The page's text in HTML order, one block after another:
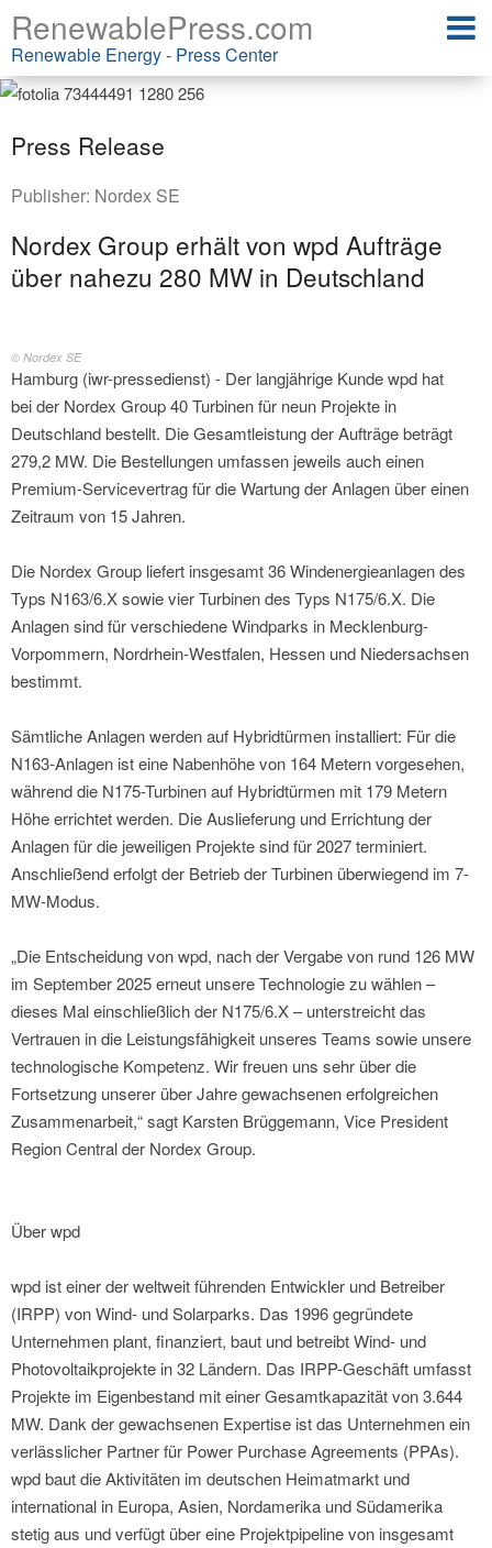
RenewablePress.com
Renewable Energy - Press Center
Press Release
Publisher: Nordex SE
Nordex Group erhält von wpd Aufträge
über nahezu 280 MW in Deutschland
© Nordex SE
Hamburg (iwr-pressedienst) - Der langjährige Kunde wpd hat
bei der Nordex Group 40 Turbinen für neun Projekte in
Deutschland bestellt. Die Gesamtleistung der Aufträge beträgt
279,2 MW. Die Bestellungen umfassen jeweils auch einen
Premium-Servicevertrag für die Wartung der Anlagen über einen
Zeitraum von 15 Jahren.
Die Nordex Group liefert insgesamt 36 Windenergieanlagen des
Typs N163/6.X sowie vier Turbinen des Typs N175/6.X. Die
Anlagen sind für verschiedene Windparks in Mecklenburg-
Vorpommern, Nordrhein-Westfalen, Hessen und Niedersachsen
bestimmt.
Sämtliche Anlagen werden auf Hybridtürmen installiert: Für die
N163-Anlagen ist eine Nabenhöhe von 164 Metern vorgesehen,
während die N175-Turbinen auf Hybridtürmen mit 179 Metern
Höhe errichtet werden. Die Auslieferung und Errichtung der
Anlagen für die jeweiligen Projekte sind für 2027 terminiert.
Anschließend erfolgt der Betrieb der Turbinen überwiegend im 7-
MW-Modus.
„Die Entscheidung von wpd, nach der Vergabe von rund 126 MW
im September 2025 erneut unsere Technologie zu wählen –
dieses Mal einschließlich der N175/6.X – unterstreicht das
Vertrauen in die Leistungsfähigkeit unseres Teams sowie unsere
technologische Kompetenz. Wir freuen uns sehr über die
Fortsetzung unserer über Jahre gewachsenen erfolgreichen
Zusammenarbeit,“ sagt Karsten Brüggemann, Vice President
Region Central der Nordex Group.
Über wpd
wpd ist einer der weltweit führenden Entwickler und Betreiber
(IRPP) von Wind- und Solarparks. Das 1996 gegründete
Unternehmen plant, finanziert, baut und betreibt Wind- und
Photovoltaikprojekte in 32 Ländern. Das IRPP-Geschäft umfasst
Projekte im Eigenbestand mit einer Gesamtkapazität von 3.644
MW. Dank der gewachsenen Expertise ist das Unternehmen ein
verlässlicher Partner für Power Purchase Agreements (PPAs).
wpd baut die Aktivitäten im deutschen Heimatmarkt und
international in Europa, Asien, Nordamerika und Südamerika
stetig aus und verfügt über eine Projektpipeline von insgesamt